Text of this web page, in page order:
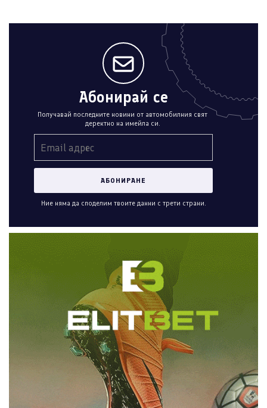
Абонирай се
Получавай последните новини от автомобилния свят
деректно на имейла си.
Ние няма да споделим твоите данни с трети страни.